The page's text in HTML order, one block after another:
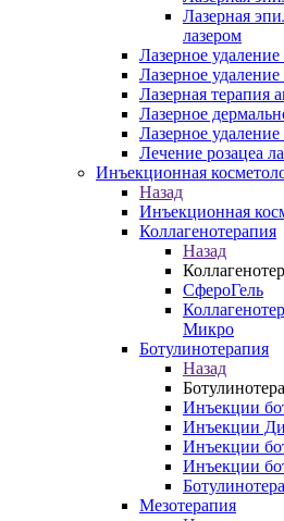
Лазерная
лазером
Лазерное удаление
Лазерное
Лазерная терапия
Лазерное
Лазерное
Лечение розацеа
Инъекционная
Назад
Инъекционная
Коллагенотерапия
Назад
СфероГель
Микро
Ботулинотерапия
Назад
Инъекции
Инъекции
Инъекции
Инъекции
Мезотерапия